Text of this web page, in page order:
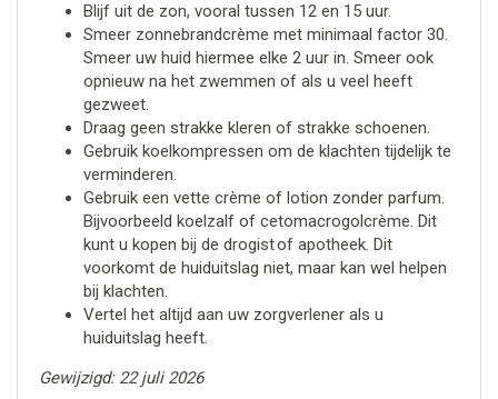
Blijf uit de zon, vooral tussen 12 en 15 uur.
Smeer zonnebrandcrème met minimaal factor 30.
Smeer uw huid hiermee elke 2 uur in. Smeer ook
opnieuw na het zwemmen of als u veel heeft
gezweet.
Draag geen strakke kleren of strakke schoenen.
Gebruik koelkompressen om de klachten tijdelijk te
verminderen.
Gebruik een vette crème of lotion zonder parfum.
Bijvoorbeeld koelzalf of cetomacrogolcrème. Dit
kunt u kopen bij de drogist of apotheek. Dit
voorkomt de huiduitslag niet, maar kan wel helpen
bij klachten.
Vertel het altijd aan uw zorgverlener als u
huiduitslag heeft.
Gewijzigd: 22 juli 2026